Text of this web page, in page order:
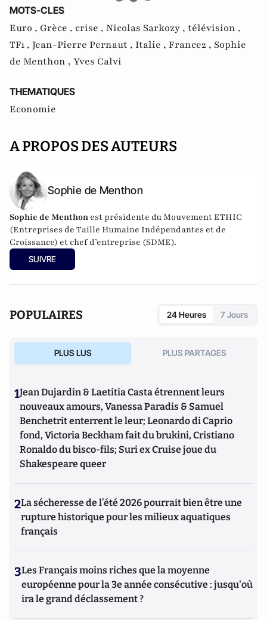
MOTS-CLES
Euro , Grèce , crise , Nicolas Sarkozy , télévision ,
TF1 , Jean-Pierre Pernaut , Italie , France2 , Sophie
de Menthon , Yves Calvi
THEMATIQUES
Economie
A PROPOS DES AUTEURS
Sophie de Menthon
Sophie de Menthon est présidente du Mouvement ETHIC
(Entreprises de Taille Humaine Indépendantes et de
Croissance) et chef d’entreprise (SDME).
SUIVRE
POPULAIRES 24 Heures 7 Jours
PLUS LUS PLUS PARTAGES
1Jean Dujardin & Laetitia Casta étrennent leurs
nouveaux amours, Vanessa Paradis & Samuel
Benchetrit enterrent le leur; Leonardo di Caprio
fond, Victoria Beckham fait du brukini, Cristiano
Ronaldo du bisco-fils; Suri ex Cruise joue du
Shakespeare queer
2La sécheresse de l’été 2026 pourrait bien être une
rupture historique pour les milieux aquatiques
français
3Les Français moins riches que la moyenne
européenne pour la 3e année consécutive : jusqu'où
ira le grand déclassement ?